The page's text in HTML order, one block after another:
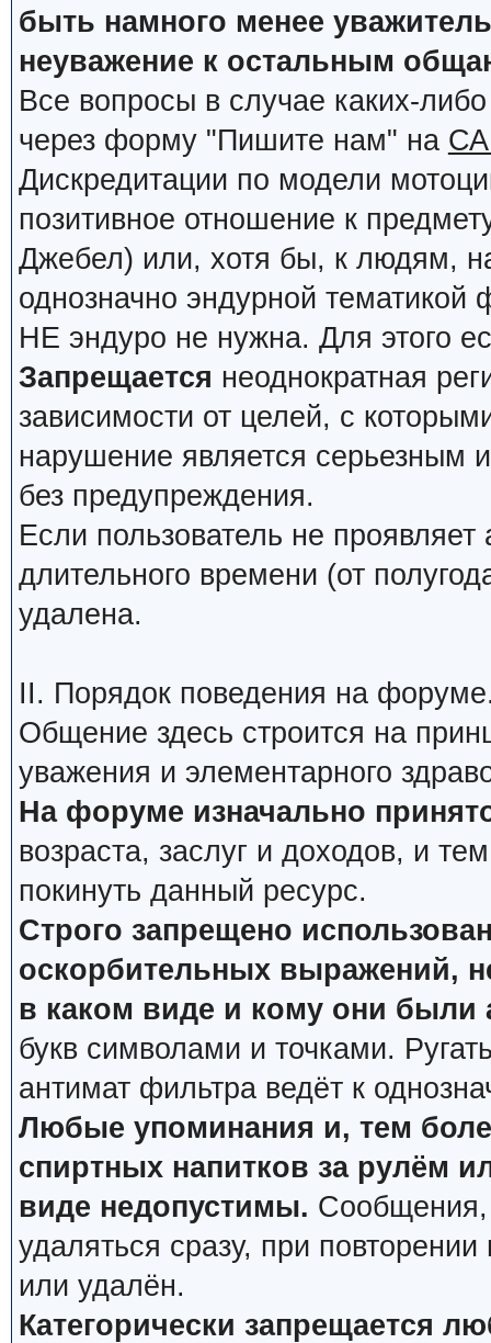
быть намного менее
неуважение к остальным
Все вопросы в случае каких-
через форму "Пишите нам" на
Дискредитации по модели
позитивное отношение к
Джебел) или, хотя бы, к людям,
однозначно эндурной тематикой
НЕ эндуро не нужна. Для этого
Запрещается неоднократная
зависимости от целей, с
нарушение является серьезным
без предупреждения.
Если пользователь не
длительного времени (от
удалена.
II. Порядок поведения на
Общение здесь строится на
уважения и элементарного
На форуме изначально
возраста, заслуг и доходов, и
покинуть данный ресурс.
Строго запрещено
оскорбительных выражений,
в каком виде и кому они были
букв символами и точками.
антимат фильтра ведёт к
Любые упоминания и, тем
спиртных напитков за рулём
виде недопустимы. Сообщения,
удаляться сразу, при
или удалён.
Категорически запрещается